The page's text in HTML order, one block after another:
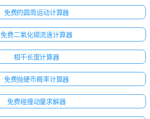
免费的圆周运动计算器
免费二氧化碳流速计算器
相干长度计算器
免费抛硬币概率计算器
免费碰撞动量求解器